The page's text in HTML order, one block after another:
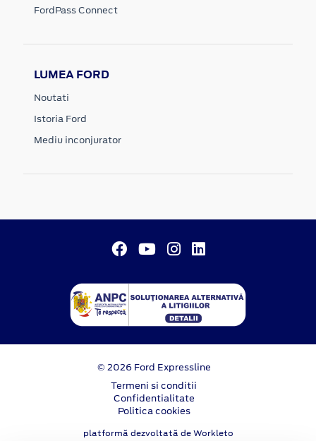
FordPass Connect
LUMEA FORD
Noutati
Istoria Ford
Mediu inconjurator
© 2026 Ford Expressline
Termeni si conditii
Confidentialitate
Politica cookies
platformă dezvoltată de Workleto